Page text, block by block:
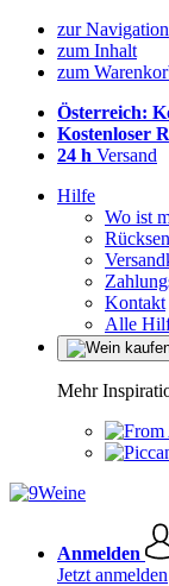
zur Navigation
zum Inhalt
zum
Österreich:
Kostenloser
24 h Versand
Hilfe
Wo ist
Kontakt
Alle
Mehr
Anmelden
Jetzt anmelden